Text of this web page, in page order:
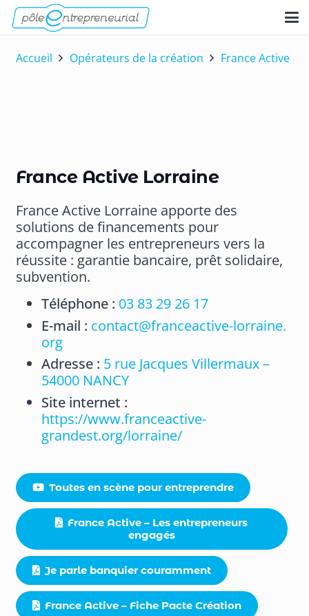
Accueil Opérateurs de la création France Active
France Active Lorraine
France Active Lorraine apporte des
solutions de financements pour
accompagner les entrepreneurs vers la
réussite : garantie bancaire, prêt solidaire,
subvention.
Téléphone : 03 83 29 26 17
E-mail : contact@franceactive-lorraine.
org
Adresse : 5 rue Jacques Villermaux –
54000 NANCY
Site internet :
https://www.franceactive-
grandest.org/lorraine/
Toutes en scène pour entreprendre
France Active – Les entrepreneurs
engagés
Je parle banquier couramment
France Active – Fiche Pacte Création